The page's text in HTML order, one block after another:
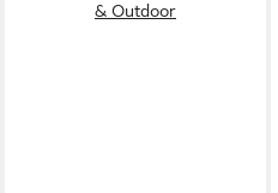
& Outdoor